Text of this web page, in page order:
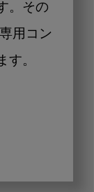
。その
用コン
す。